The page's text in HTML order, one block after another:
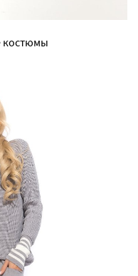
костюмы